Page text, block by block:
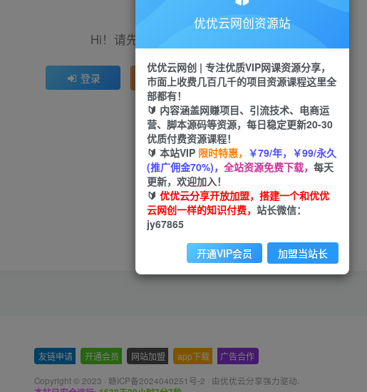
Hi！请先登录
登录 注册
友链申请 开通会员 网站加盟 app下载 广告合作
Copyright © 2023 · 赣ICP备2024040251号-2 · 由优优云分享强力驱动.
优优云网创资源站
优优云网创 | 专注优质VIP网课资源分享，
市面上收费几百几千的项目资源课程这里全
部都有！
🔰 内容涵盖网赚项目、引流技术、电商运
营、脚本源码等资源，每日稳定更新20-30
优质付费资源课程！
🔰 本站VIP 限时特惠， ￥79/年，￥99/永久
(推广佣金70%)， 全站资源免费下载， 每天
更新，欢迎加入！
🔰 优优云分享开放加盟，搭建一个和优优
云网创一样的知识付费， 站长微信：
jy67865
开通VIP会员 加盟当站长